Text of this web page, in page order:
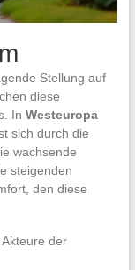
Stellung auf
diese
In Westeuropa
sich durch die
wachsende
steigenden
den diese
der